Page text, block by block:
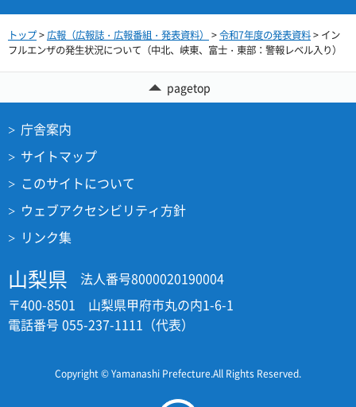
トップ>広報（広報誌・広報番組・発表資料） >令和7年度の発表資料> イン
フルエンザの発生状況について（中北、峡東、富士・東部：警報レベル入り）
pagetop
庁舎案内
サイトマップ
このサイトについて
ウェブアクセシビリティ方針
リンク集
山梨県
法人番号8000020190004
〒400-8501 山梨県甲府市丸の内1-6-1
電話番号 055-237-1111（代表）
Copyright © Yamanashi Prefecture.All Rights Reserved.